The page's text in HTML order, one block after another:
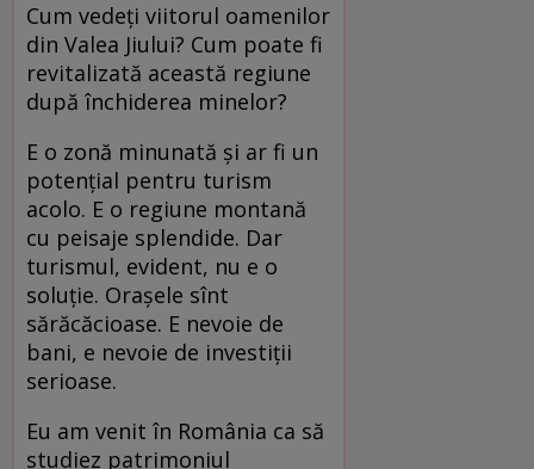
Cum vedeţi viitorul oamenilor
din Valea Jiului? Cum poate fi
revitalizată această regiune
după închiderea minelor?
E o zonă minunată şi ar fi un
potenţial pentru turism
acolo. E o regiune montană
cu peisaje splendide. Dar
turismul, evident, nu e o
soluţie. Oraşele sînt
sărăcăcioase. E nevoie de
bani, e nevoie de investiţii
serioase.
Eu am venit în România ca să
studiez patrimoniul